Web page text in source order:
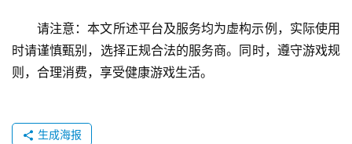
请注意：本文所述平台及服务均为虚构示例，实际使用
时请谨慎甄别，选择正规合法的服务商。同时，遵守游戏规
则，合理消费，享受健康游戏生活。
生成海报